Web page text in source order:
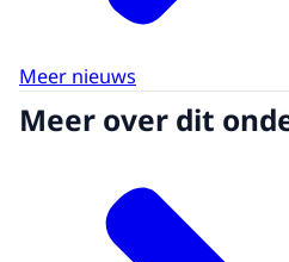
Meer nieuws
Meer over dit